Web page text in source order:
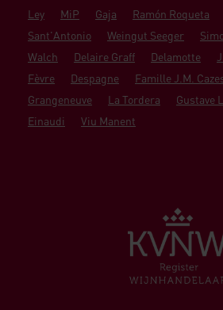
Ley
MiP Gaja Ramón Roqueta
Sant'Antonio
Weingut Seeger
Walch
Delaire Graff Delamotte
Fèvre
Despagne Famille J.M.
Grangeneuve
La Tordera Gustave
Einaudi
Viu Manent